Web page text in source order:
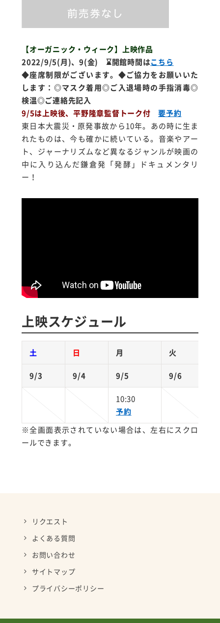
【オーガニック・ウィーク】上映作品
2022/9/5(月)、9(金) ⌛開館時間はこちら
◆座席制限がございます。◆ご協力をお願いいた
します：◎マスク着用◎ご入退場時の手指消毒◎
検温◎ご連絡先記入
9/5は上映後、平野隆章監督トーク付要予約
東日本大震災・原発事故から10年。あの時に生ま
れたものは、今も確かに続いている。音楽やアー
ト、ジャーナリズムなど異なるジャンルが映画の
中に入り込んだ鎌倉発「発酵」ドキュメンタリ
ー！
上映スケジュール
土 日 月 火
9/3 9/4 9/5 9/6
10:30
予約
※全画面表示されていない場合は、左右にスクロ
ールできます。
リクエスト
よくある質問
お問い合わせ
サイトマップ
プライバシーポリシー